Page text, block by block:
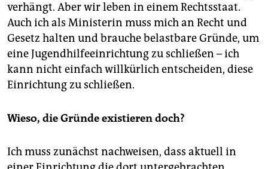
verhängt. Aber wir leben in einem Rechtsstaat.
Auch ich als Ministerin muss mich an Recht und
Gesetz halten und brauche belastbare Gründe, um
eine Jugendhilfeeinrichtung zu schließen – ich
kann nicht einfach willkürlich entscheiden, diese
Einrichtung zu schließen.
Wieso, die Gründe existieren doch?
Ich muss zunächst nachweisen, dass aktuell in